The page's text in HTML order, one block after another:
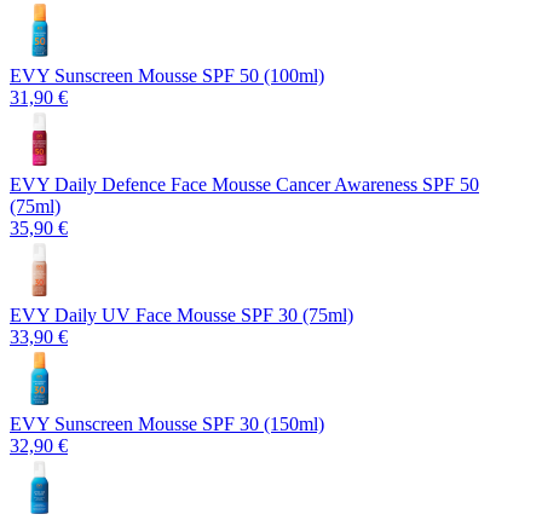
EVY Sunscreen Mousse SPF 50 (100ml)
31,90 €
EVY Daily Defence Face Mousse Cancer Awareness SPF 50
(75ml)
35,90 €
EVY Daily UV Face Mousse SPF 30 (75ml)
33,90 €
EVY Sunscreen Mousse SPF 30 (150ml)
32,90 €